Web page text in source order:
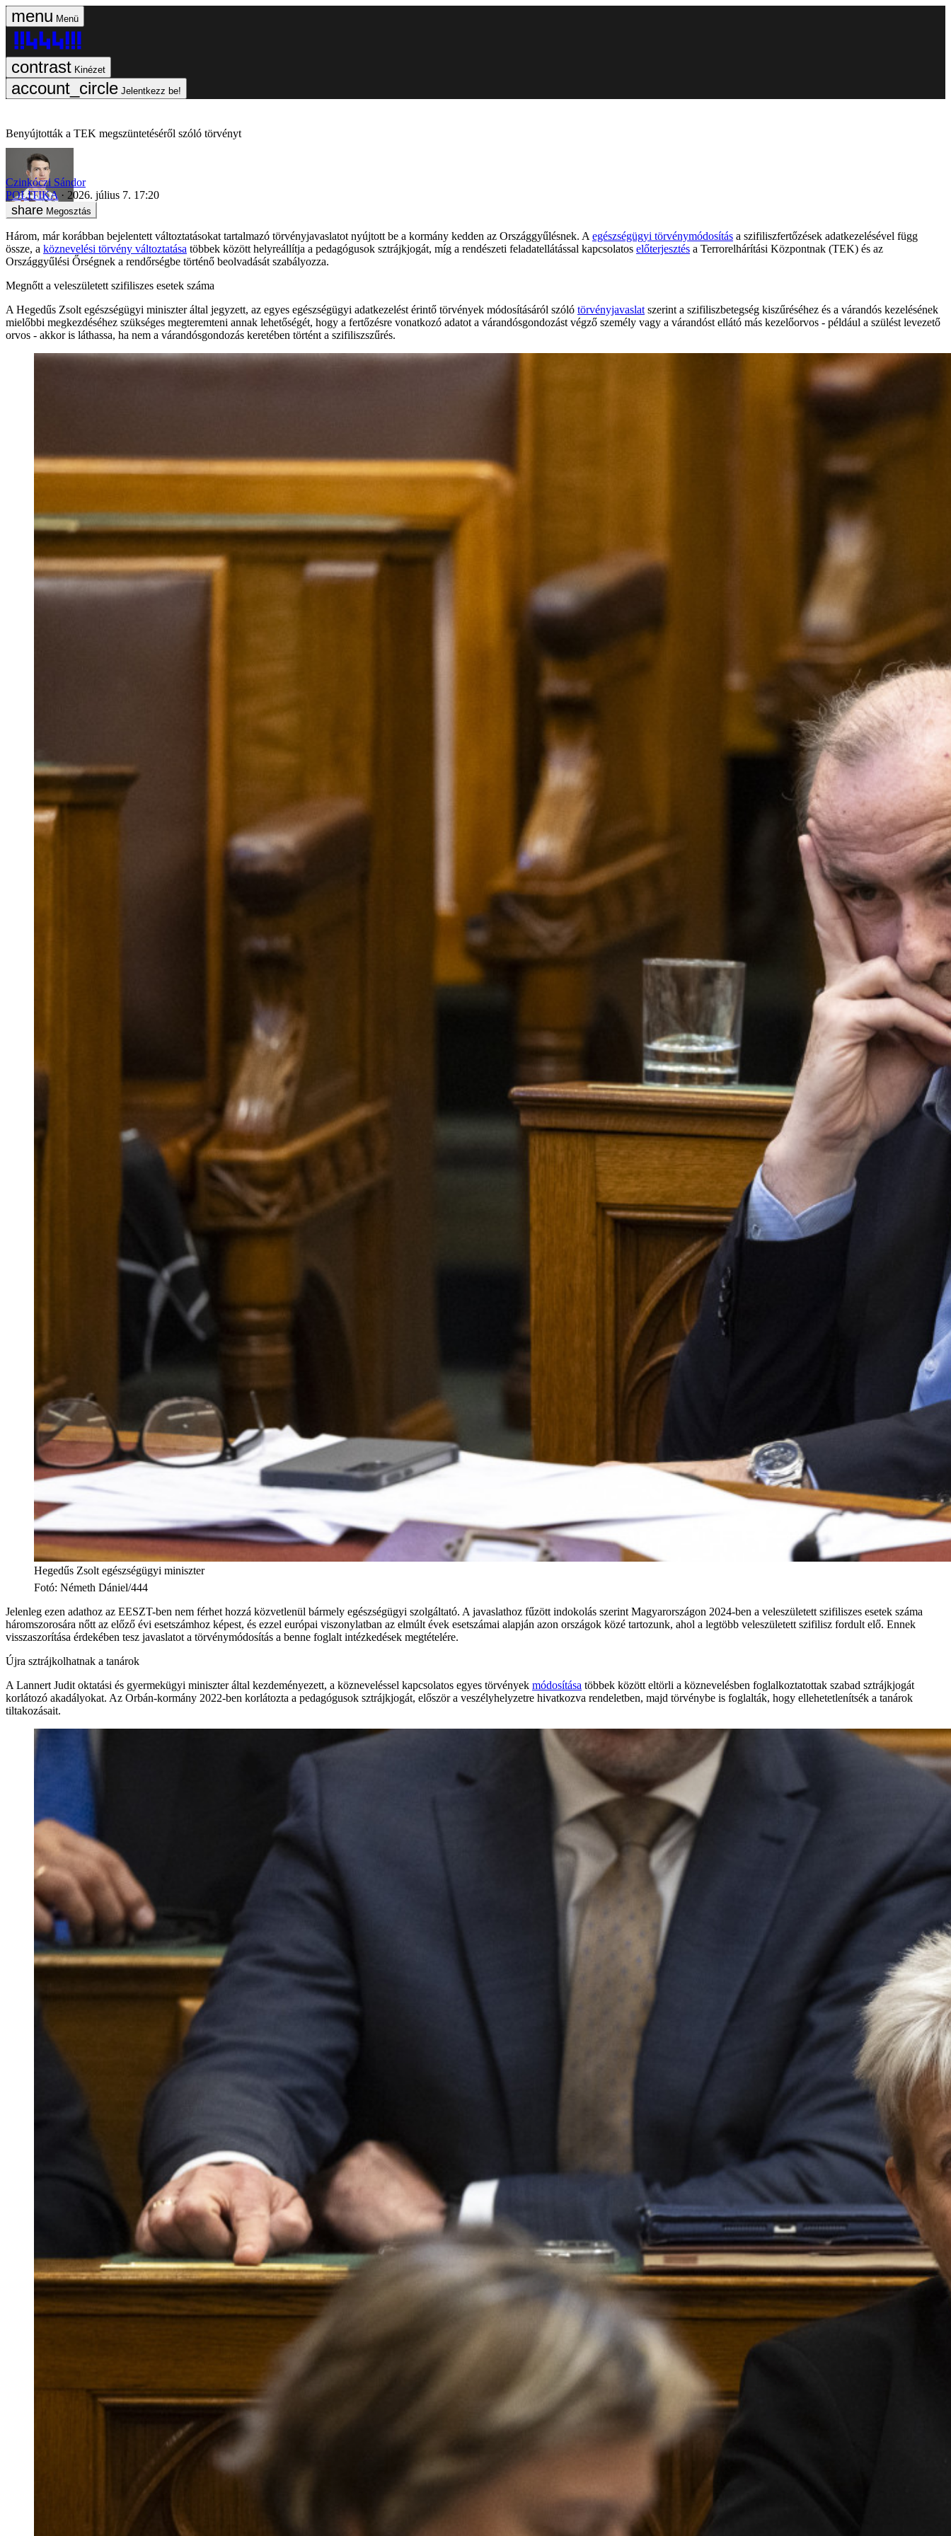
Menü
Kinézet
Jelentkezz be!
Benyújtották a TEK megszüntetéséről szóló törvényt
Czinkóczi Sándor
POLITIKA
2026. július 7. 17:20
Megosztás
Három, már korábban bejelentett változtatásokat tartalmazó törvényjavaslatot nyújtott be a kormány kedden az Országgyűlésnek. A egészségügyi törvénymódosítás a szifiliszfertőzések adatkezelésével függ
össze, a köznevelési törvény változtatása többek között helyreállítja a pedagógusok sztrájkjogát, míg a rendészeti feladatellátással kapcsolatos előterjesztés a Terrorelhárítási Központnak (TEK) és az
Országgyűlési Őrségnek a rendőrségbe történő beolvadását szabályozza.
Megnőtt a veleszületett szifiliszes esetek száma
A Hegedűs Zsolt egészségügyi miniszter által jegyzett, az egyes egészségügyi adatkezelést érintő törvények módosításáról szóló törvényjavaslat szerint a szifiliszbetegség kiszűréséhez és a várandós kezelésének
mielőbbi megkezdéséhez szükséges megteremteni annak lehetőségét, hogy a fertőzésre vonatkozó adatot a várandósgondozást végző személy vagy a várandóst ellátó más kezelőorvos - például a szülést levezető
orvos - akkor is láthassa, ha nem a várandósgondozás keretében történt a szifiliszszűrés.
Hegedűs Zsolt egészségügyi miniszter
Fotó: Németh Dániel/444
Jelenleg ezen adathoz az EESZT-ben nem férhet hozzá közvetlenül bármely egészségügyi szolgáltató. A javaslathoz fűzött indokolás szerint Magyarországon 2024-ben a veleszületett szifiliszes esetek száma
háromszorosára nőtt az előző évi esetszámhoz képest, és ezzel európai viszonylatban az elmúlt évek esetszámai alapján azon országok közé tartozunk, ahol a legtöbb veleszületett szifilisz fordult elő. Ennek
visszaszorítása érdekében tesz javaslatot a törvénymódosítás a benne foglalt intézkedések megtételére.
Újra sztrájkolhatnak a tanárok
A Lannert Judit oktatási és gyermekügyi miniszter által kezdeményezett, a közneveléssel kapcsolatos egyes törvények módosítása többek között eltörli a köznevelésben foglalkoztatottak szabad sztrájkjogát
korlátozó akadályokat. Az Orbán-kormány 2022-ben korlátozta a pedagógusok sztrájkjogát, először a veszélyhelyzetre hivatkozva rendeletben, majd törvénybe is foglalták, hogy ellehetetlenítsék a tanárok
tiltakozásait.